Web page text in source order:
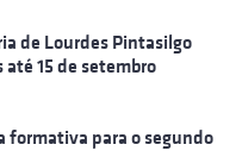
de Lourdes Pintasilgo
15 de setembro
formativa para o segundo